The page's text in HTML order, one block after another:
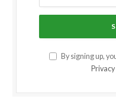
By signing up,